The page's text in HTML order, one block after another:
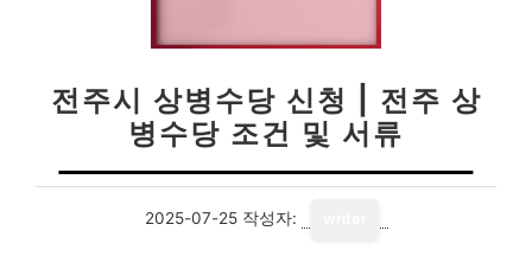
전주시 상병수당 신청 | 전주 상
병수당 조건 및 서류
2025-07-25 작성자: